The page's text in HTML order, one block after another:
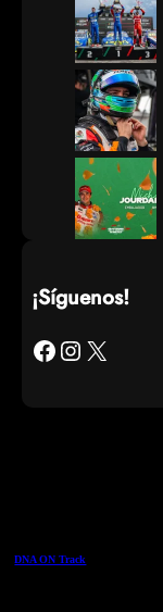
¡Síguenos!
Facebook Instagram X
DNA ON Track